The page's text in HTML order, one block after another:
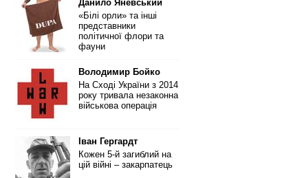
Данило Яневський
«Білі орли» та інші
представники
політичної флори та
фауни
Володимир Бойко
На Сході України з 2014
року тривала незаконна
військова операція
Іван Гергардт
Кожен 5-й загиблий на
цій війні – закарпатець